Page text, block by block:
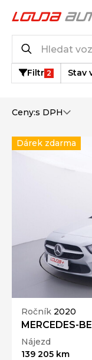
Filtr 2 Stav
Ceny:s DPH
Ročník 2020
MERCEDES-
Nájezd
139 205 km
Dárek zdarma